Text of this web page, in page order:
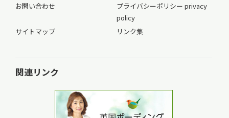
お問い合わせ
プライバシーポリシー privacy
policy
サイトマップ
リンク集
関連リンク